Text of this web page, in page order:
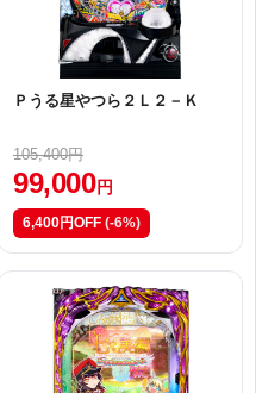
Ｐうる星やつら２Ｌ２－Ｋ
105,400円
99,000 円
6,400円OFF (-6%)